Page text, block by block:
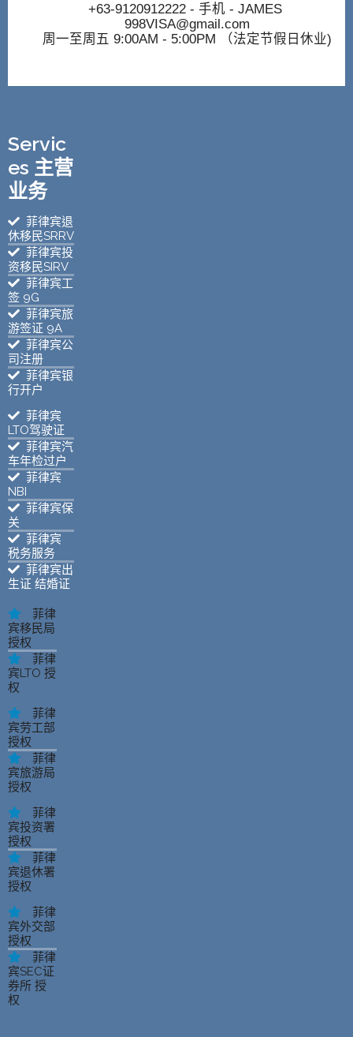
+63-9120912222- 手机 - JAMES
998VISA@gmail.com
周一至周五 9:00AM - 5:00PM （法定节假日休业)
Servic
es 主营
业务
菲律宾退
休移民SRRV
菲律宾投
资移民SIRV
菲律宾工
签 9G
菲律宾旅
游签证 9A
菲律宾公
司注册
菲律宾银
行开户
菲律宾
LTO驾驶证
菲律宾汽
车年检过户
菲律宾
NBI
菲律宾保
关
菲律宾
税务服务
菲律宾出
生证 结婚证
菲律
宾移民局
授权
菲律
宾LTO 授
权
菲律
宾劳工部
授权
菲律
宾旅游局
授权
菲律
宾投资署
授权
菲律
宾退休署
授权
菲律
宾外交部
授权
菲律
宾SEC证
券所 授
权